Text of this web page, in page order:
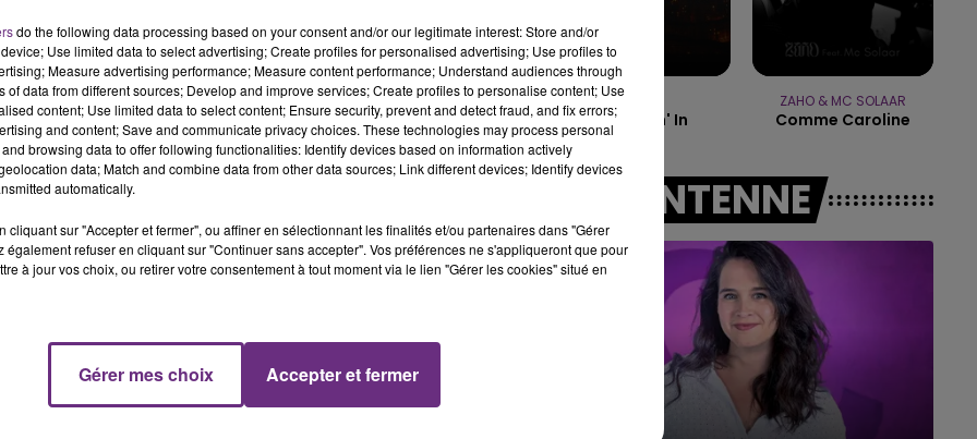
LE MAGASIN JOUÉCLUB DE REIMS FERME
SES PORTES
fermer ses portes.
CYRIL
Stumblin' In
ZAHO & MC SOLAAR
Comme Caroline
A L'ANTENNE
Le week-end Champagne FM
do the following data processing based on your consent and/or our legitimate interest: Store and/or
Use limited data to select advertising; Create profiles for personalised advertising; Use profiles to
Measure advertising performance; Measure content performance; Understand audiences through
of data from different sources; Develop and improve services; Create profiles to personalise content; Use
content; Use limited data to select content; Ensure security, prevent and detect fraud, and fix errors;
and content; Save and communicate privacy choices. These technologies may process personal
browsing data to offer following functionalities: Identify devices based on information actively
data; Match and combine data from other data sources; Link different devices; Identify devices
automatically.
cliquant sur "Accepter et fermer", ou affiner en sélectionnant les finalités et/ou partenaires dans "Gérer
également refuser en cliquant sur "Continuer sans accepter". Vos préférences ne s'appliqueront que pour
à jour vos choix, ou retirer votre consentement à tout moment via le lien "Gérer les cookies" situé en
Gérer mes choix Accepter et fermer